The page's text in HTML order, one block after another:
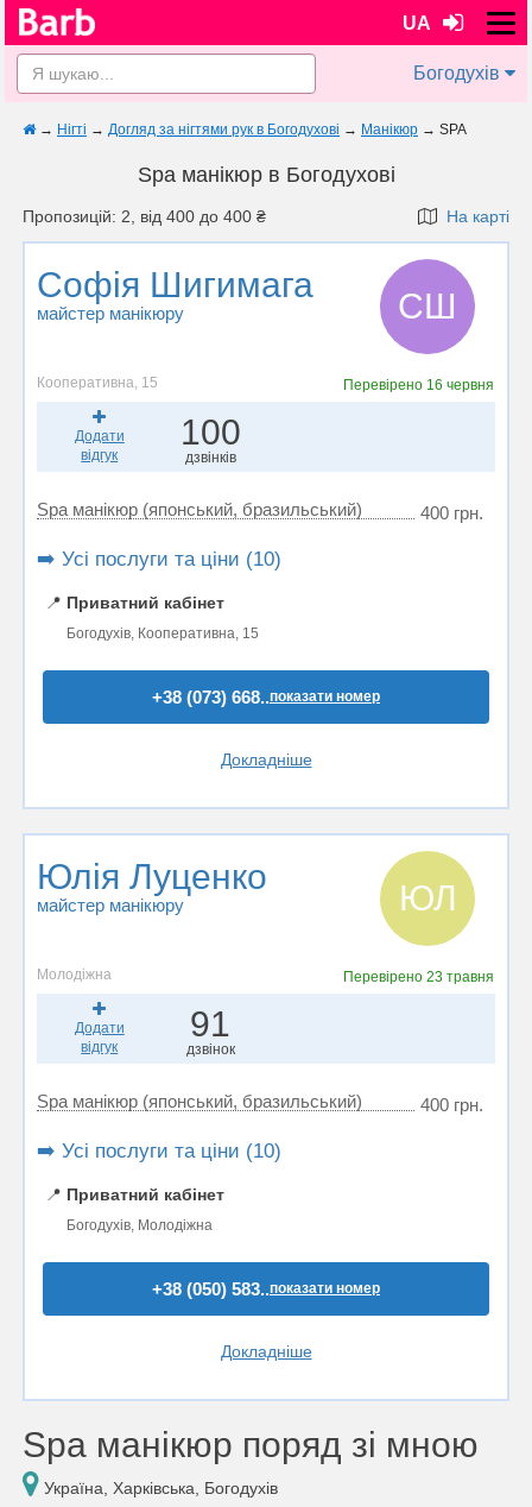
UA
Богодухів
→ Нігті → Догляд за нігтями рук в Богодухові → Манікюр → SPA
Spa манікюр в Богодухові
Пропозицій: 2, від 400 до 400 ₴ На карті
Софія Шигимага
майстер манікюру СШ
Кооперативна, 15 Перевірено 16 червня
Додати
відгук
100
дзвінків
Spa манікюр (японський, бразильський) 400 грн.
➡️ Усі послуги та ціни (10)
📍 Приватний кабінет
Богодухів, Кооперативна, 15
+38 (073) 668..показати номер
Докладніше
Юлія Луценко
майстер манікюру ЮЛ
Молодіжна Перевірено23 травня
Додати
відгук
91
дзвінок
Spa манікюр (японський, бразильський) 400 грн.
➡️ Усі послуги та ціни (10)
📍 Приватний кабінет
Богодухів, Молодіжна
+38 (050) 583..показати номер
Докладніше
Spa манікюр поряд зі мною
Україна, Харківська, Богодухів